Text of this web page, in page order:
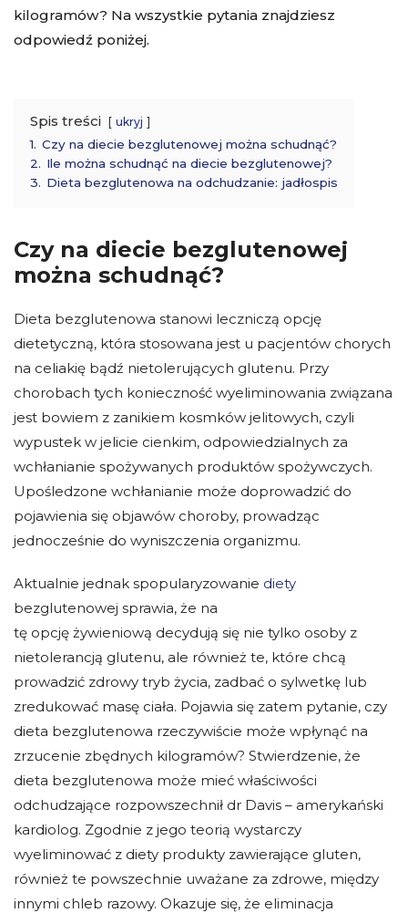
kilogramów? Na wszystkie pytania znajdziesz
odpowiedź poniżej.
Spis treści ukryj
1. Czy na diecie bezglutenowej można schudnąć?
2. Ile można schudnąć na diecie bezglutenowej?
3. Dieta bezglutenowa na odchudzanie: jadłospis
Czy na diecie bezglutenowej
można schudnąć?
Dieta bezglutenowa stanowi leczniczą opcję
dietetyczną, która stosowana jest u pacjentów chorych
na celiakię bądź nietolerujących glutenu. Przy
chorobach tych konieczność wyeliminowania związana
jest bowiem z zanikiem kosmków jelitowych, czyli
wypustek w jelicie cienkim, odpowiedzialnych za
wchłanianie spożywanych produktów spożywczych.
Upośledzone wchłanianie może doprowadzić do
pojawienia się objawów choroby, prowadząc
jednocześnie do wyniszczenia organizmu.
Aktualnie jednak spopularyzowanie diety
bezglutenowej sprawia, że na
tę opcję żywieniową decydują się nie tylko osoby z
nietolerancją glutenu, ale również te, które chcą
prowadzić zdrowy tryb życia, zadbać o sylwetkę lub
zredukować masę ciała. Pojawia się zatem pytanie, czy
dieta bezglutenowa rzeczywiście może wpłynąć na
zrzucenie zbędnych kilogramów? Stwierdzenie, że
dieta bezglutenowa może mieć właściwości
odchudzające rozpowszechnił dr Davis – amerykański
kardiolog. Zgodnie z jego teorią wystarczy
wyeliminować z diety produkty zawierające gluten,
również te powszechnie uważane za zdrowe, między
innymi chleb razowy. Okazuje się, że eliminacja